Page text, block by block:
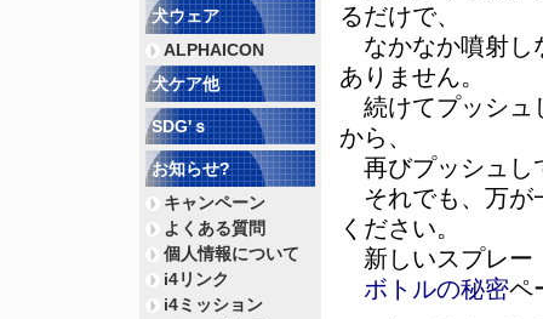
るだけで、
なかなか噴射し
ありません。
続けてプッシュ
から、
再びプッシュし
それでも、万が
ください。
新しいスプレー
ボトルの秘密ペ
犬ウェア
ALPHAICON
犬ケア他
SDG'ｓ
お知らせ?
キャンペーン
よくある質問
個人情報について
i4リンク
i4ミッション